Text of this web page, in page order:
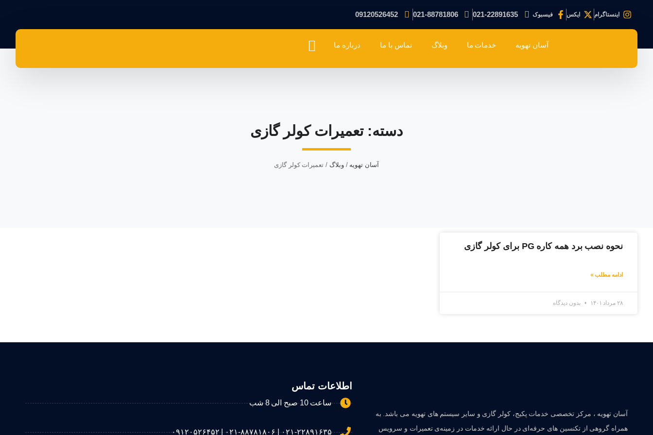
اینستاگرام ایکس فیسبوک 021-22891635
021-88781806
09120526452
آسان تهویه خدمات ما وبلاگ تماس با ما درباره ما
دسته: تعمیرات کولر گازی
آسان تهویه /وبلاگ / تعمیرات کولر گازی
نحوه نصب برد همه کاره PG برای کولر گازی
ادامه مطلب »
۲۸ مرداد ۱۴۰۱ بدون دیدگاه
آسان تهویه ، مرکز تخصصی خدمات پکیج، کولر گازی و سایر سیستم های تهویه می باشد. به
همراه گروهی از تکنسین های حرفه‌ای در حال ارائه خدمات در زمینه‌ی تعمیرات و سرویس
اطلاعات تماس
ساعت 10 صبح الی 8 شب
۰۲۱-۲۲۸۹۱۶۳۵ | ۰۲۱-۸۸۷۸۱۸۰۶ | ۰۹۱۲۰۵۲۶۴۵۲